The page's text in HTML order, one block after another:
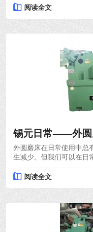
阅读全文
锡元日常——外圆
外圆磨床在日常使用中总
生减少。但我们可以在日
阅读全文